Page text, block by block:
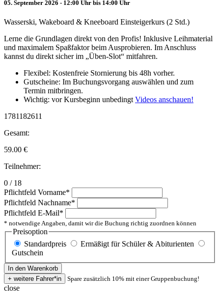
05. September 2026 - 12:00 Uhr bis 14:00 Uhr
Wasserski, Wakeboard & Kneeboard Einsteigerkurs (2 Std.)
Lerne die Grundlagen direkt von den Profis! Inklusive Leihmaterial
und maximalem Spaßfaktor beim Ausprobieren. Im Anschluss
kannst du direkt sicher im „Üben-Slot“ mitfahren.
Flexibel: Kostenfreie Stornierung bis 48h vorher.
Gutscheine: Im Buchungsvorgang auswählen und zum
Termin mitbringen.
Wichtig: vor Kursbeginn unbedingt Videos anschauen!
1781182611
Gesamt:
59.00 €
Teilnehmer:
0 / 18
Pflichtfeld Vorname*
Pflichtfeld Nachname*
Pflichtfeld E-Mail*
* notwendige Angaben, damit wir die Buchung richtig zuordnen können
Preisoption
Standardpreis
Ermäßigt für Schüler & Abiturienten
Gutschein
Spare zusätzlich 10% mit einer Gruppenbuchung!
close